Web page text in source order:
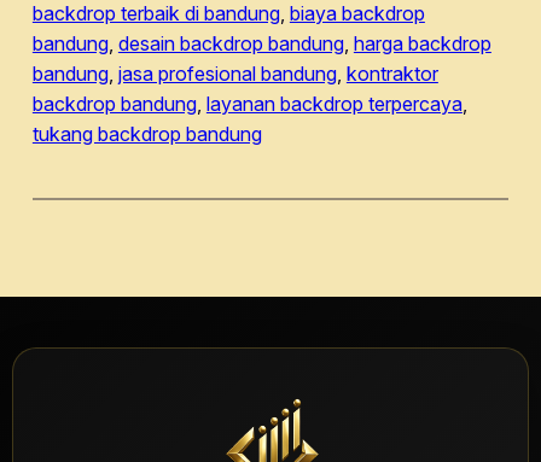
backdrop terbaik di bandung, biaya backdrop
bandung, desain backdrop bandung, harga backdrop
bandung, jasa profesional bandung, kontraktor
backdrop bandung, layanan backdrop terpercaya
tukang backdrop bandung